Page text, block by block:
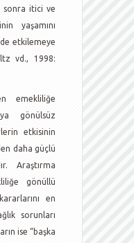
sonra itici ve
yaşamını
etkilemeye
vd., 1998:
emekliliğe
gönülsüz
etkisinin
daha güçlü
Araştırma
gönüllü
en
sorunları
ise “başka